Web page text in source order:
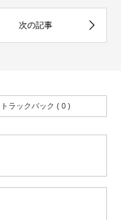
トラックバック ( 0 )